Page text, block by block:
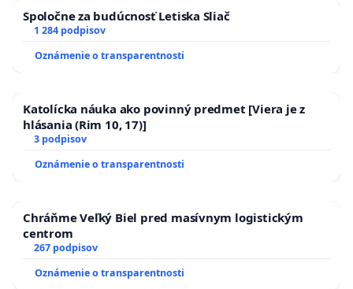
Spoločne za budúcnosť Letiska Sliač
1 284 podpisov
Oznámenie o transparentnosti
Katolícka náuka ako povinný predmet [Viera je z
hlásania (Rim 10, 17)]
3 podpisov
Oznámenie o transparentnosti
Chráňme Veľký Biel pred masívnym logistickým
centrom
267 podpisov
Oznámenie o transparentnosti